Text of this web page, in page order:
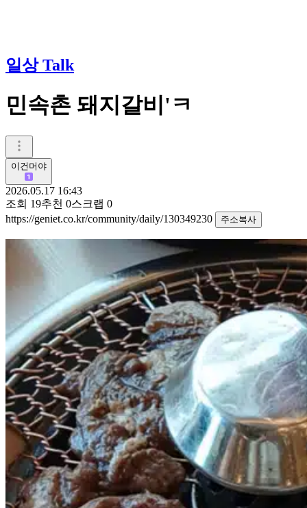
일상 Talk
민속촌 돼지갈비'ㅋ
이건머야
2026.05.17 16:43
조회 19추천 0스크랩 0
https://geniet.co.kr/community/daily/130349230
주소복사